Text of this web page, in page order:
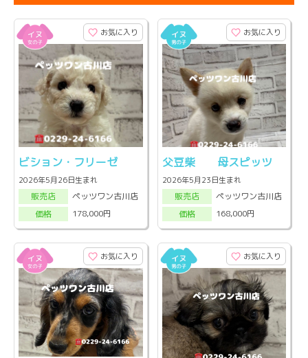
お気に入り
ビション・フリーゼ
2026年5月26日生まれ
販売店
ペッツワン古川店
価格
178,000円
お気に入り
父豆柴 母スピッツ
2026年5月23日生まれ
販売店
ペッツワン古川店
価格
168,000円
お気に入り お気に入り